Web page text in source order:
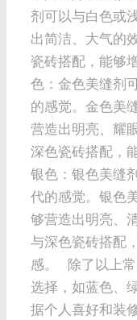
剂可以与白色或
出简洁、大气的
瓷砖搭配，能够
色：金色美缝剂
的感觉。金色美
营造出明亮、耀
深色瓷砖搭配，
银色：银色美缝
代的感觉。银色
够营造出明亮、
与深色瓷砖搭配
感。 除了以上
选择，如蓝色、
据个人喜好和装